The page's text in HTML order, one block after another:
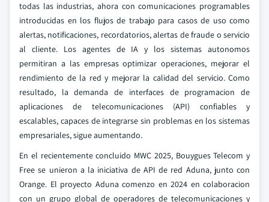
todas las industrias, ahora con comunicaciones programables
introducidas en los flujos de trabajo para casos de uso como
alertas, notificaciones, recordatorios, alertas de fraude o servicio
al cliente. Los agentes de IA y los sistemas autonomos
permitiran a las empresas optimizar operaciones, mejorar el
rendimiento de la red y mejorar la calidad del servicio. Como
resultado, la demanda de interfaces de programacion de
aplicaciones de telecomunicaciones (API) confiables y
escalables, capaces de integrarse sin problemas en los sistemas
empresariales, sigue aumentando.
En el recientemente concluido MWC 2025, Bouygues Telecom y
Free se unieron a la iniciativa de API de red Aduna, junto con
Orange. El proyecto Aduna comenzo en 2024 en colaboracion
con un grupo global de operadores de telecomunicaciones y